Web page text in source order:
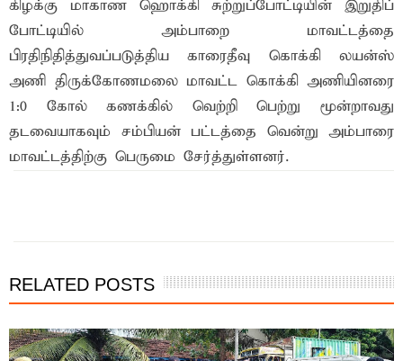
கிழக்கு மாகாண ஹொக்கி சுற்றுப்போட்டியின் இறுதிப்
போட்டியில் அம்பாறை மாவட்டத்தை
பிரதிநிதித்துவப்படுத்திய காரைதீவு கொக்கி லயன்ஸ்
அணி திருக்கோணமலை மாவட்ட கொக்கி அணியினரை
1:0 கோல் கணக்கில் வெற்றி பெற்று மூன்றாவது
தடவையாகவும் சம்பியன் பட்டத்தை வென்று அம்பாரை
மாவட்டத்திற்கு பெருமை சேர்த்துள்ளனர்.
RELATED POSTS